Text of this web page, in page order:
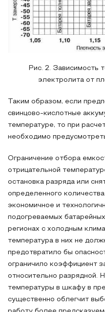
Рис. 2. Зависимость
электролита от
Таким образом, если
свинцово-кислотные
температуре, то при
необходимо
Ограничение отбора
отрицательной
остановка разряда или
определенного
экономичное и
подогреваемых
регионах с холодным
температура в них не
предотвратило бы
ограничило коэффициент
относительно разрядной.
температуры в шкафу в
существенно облегчит